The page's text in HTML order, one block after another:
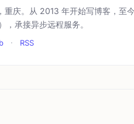
重庆。从 2013 年开始写博客，至
，承接异步远程服务。
· RSS